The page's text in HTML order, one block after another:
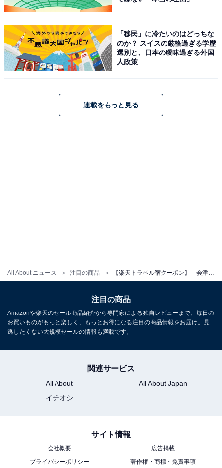
All About ニュース 注目の商品
※掲載されている情報は記事公開時のものです。あらか
じめご了承ください。 また、記事中の宿泊プランを予約
すると、売上の一部がオールアバウトに還元されること
があります。
この記事の執筆者： All About ニュース お買
いもの部
「移民」に冷たいのはどっちな
のか？ スイスの厳格過ぎる学歴
選別と、日本の曖昧過ぎる外国
人政策
連載をもっと見る
注目の商品
Amazonや楽天のセール商品紹介から専門家による独自レビューまで、毎日の
お買いものがもっと楽しく、もっとお得になる注目の商品情報をお届け。見
逃したくない大規模セールの情報も満載です。
関連サービス
All About
All About Japan
イチオシ
サイト情報
会社概要
広告掲載
プライバシーポリシー
著作権・商標・免責事項